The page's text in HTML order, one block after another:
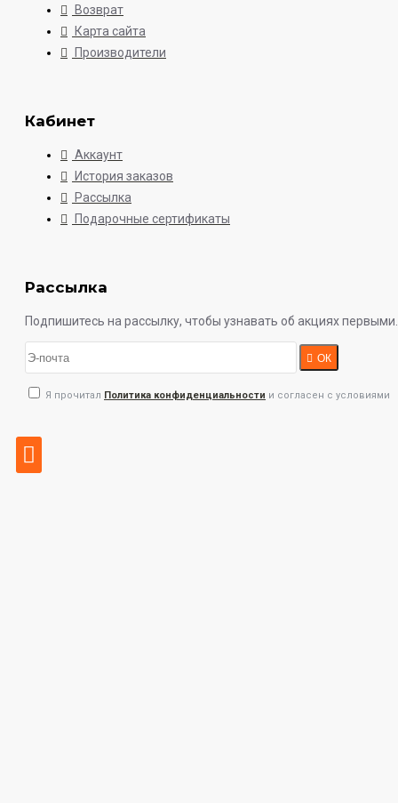
Возврат
Карта сайта
Производители
Кабинет
Аккаунт
История заказов
Рассылка
Подарочные сертификаты
Рассылка
Подпишитесь на рассылку, чтобы узнавать об акциях первыми.
ОК
Я прочитал Политика конфиденциальности и согласен с условиями